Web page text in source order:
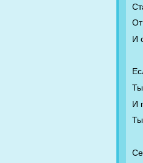
И
И